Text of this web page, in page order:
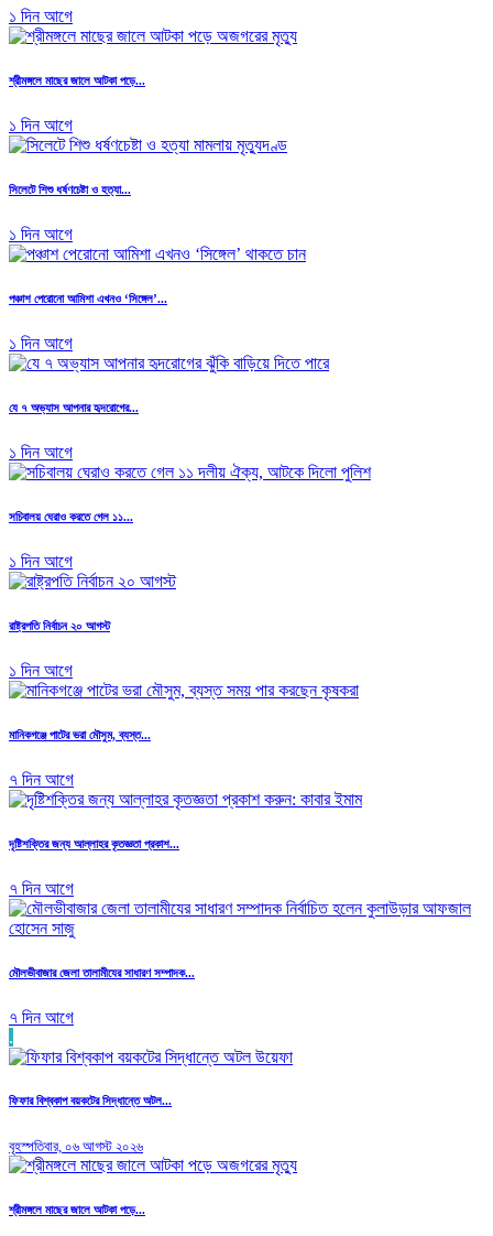
১ দিন আগে
শ্রীমঙ্গলে মাছের জালে আটকা পড়ে...
১ দিন আগে
সিলেটে শিশু ধর্ষণচেষ্টা ও হত্যা...
১ দিন আগে
পঞ্চাশ পেরোনো আমিশা এখনও ‘সিঙ্গেল’...
১ দিন আগে
যে ৭ অভ্যাস আপনার হৃদরোগের...
১ দিন আগে
সচিবালয় ঘেরাও করতে গেল ১১...
১ দিন আগে
রাষ্ট্রপতি নির্বাচন ২০ আগস্ট
১ দিন আগে
মানিকগঞ্জে পাটের ভরা মৌসুম, ব্যস্ত...
৭ দিন আগে
দৃষ্টিশক্তির জন্য আল্লাহর কৃতজ্ঞতা প্রকাশ...
৭ দিন আগে
মৌলভীবাজার জেলা তালামীযের সাধারণ সম্পাদক...
৭ দিন আগে
.
ফিফার বিশ্বকাপ বয়কটের সিদ্ধান্তে অটল...
বৃহস্পতিবার, ০৬ আগস্ট ২০২৬
শ্রীমঙ্গলে মাছের জালে আটকা পড়ে...